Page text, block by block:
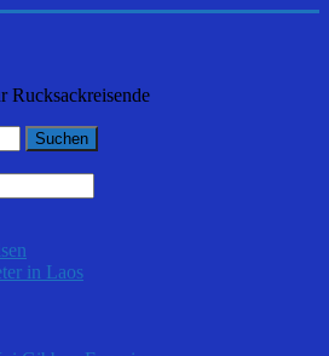
Rucksackreisende
in Laos